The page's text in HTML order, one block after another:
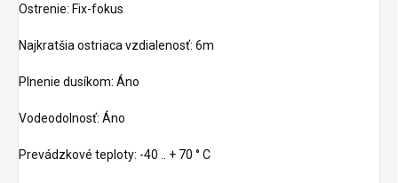
Ostrenie: Fix-fokus
Najkratšia ostriaca vzdialenosť: 6m
Plnenie dusíkom: Áno
Vodeodolnosť: Áno
Prevádzkové teploty: -40 .. + 70 ° C